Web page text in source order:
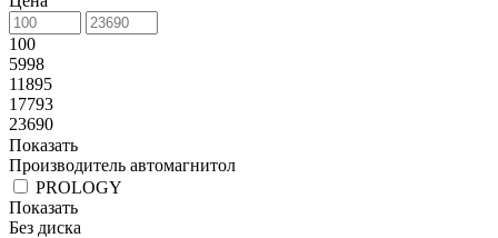
100
5998
11895
17793
23690
Показать
Производитель автомагнитол
PROLOGY
Показать
Без диска